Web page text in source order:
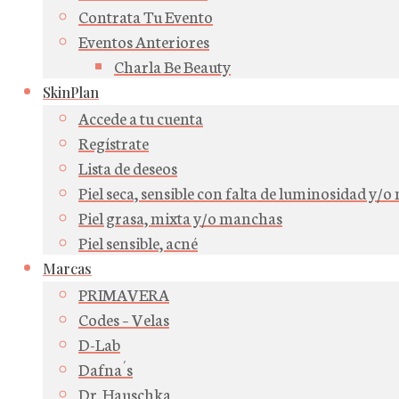
Contrata Tu Evento
Eventos Anteriores
Charla Be Beauty
SkinPlan
Accede a tu cuenta
Regístrate
Lista de deseos
Piel seca, sensible con falta de luminosidad y/o
Piel grasa, mixta y/o manchas
Piel sensible, acné
Marcas
PRIMAVERA
Codes – Velas
D-Lab
Dafna´s
Dr. Hauschka